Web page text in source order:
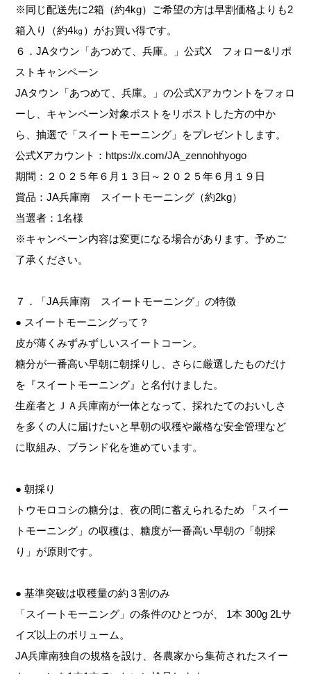
※同じ配送先に2箱（約4kg）ご希望の方は早割価格よりも2
箱入り（約4㎏）がお買い得です。
６．JAタウン「あつめて、兵庫。」公式X フォロー&リポ
ストキャンペーン
JAタウン「あつめて、兵庫。」の公式Xアカウントをフォロ
ーし、キャンペーン対象ポストをリポストした方の中か
ら、抽選で「スイートモーニング」をプレゼントします。
公式Xアカウント： https://x.com/JA_zennohhyogo
期間：２０２５年６月１３日～２０２５年６月１９日
賞品：JA兵庫南 スイートモーニング（約2kg）
当選者：1名様
※キャンペーン内容は変更になる場合があります。予めご
了承ください。
７．「JA兵庫南 スイートモーニング」の特徴
● スイートモーニングって？
皮が薄くみずみずしいスイートコーン。
糖分が一番高い早朝に朝採りし、さらに厳選したものだけ
を『スイートモーニング』と名付けました。
生産者とＪＡ兵庫南が一体となって、採れたてのおいしさ
を多くの人に届けたいと早朝の収穫や厳格な安全管理など
に取組み、ブランド化を進めています。
● 朝採り
トウモロコシの糖分は、夜の間に蓄えられるため 「スイー
トモーニング」の収穫は、糖度が一番高い早朝の「朝採
り」が原則です。
● 基準突破は収穫量の約３割のみ
「スイートモーニング」の条件のひとつが、 1本 300g 2Lサ
イズ以上のボリューム。
JA兵庫南独自の規格を設け、各農家から集荷されたスイー